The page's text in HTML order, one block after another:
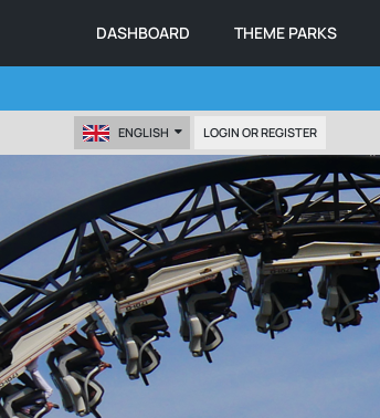
DASHBOARD THEME PARKS
ENGLISH LOGIN OR REGISTER